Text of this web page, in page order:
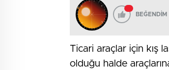
BEĞENDİM
Ticari araçlar için kış
olduğu halde